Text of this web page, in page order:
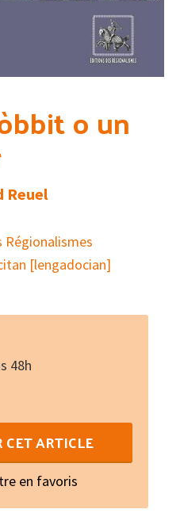
o un
Reuel
Régionalismes
[lengadocian]
48h
ARTICLE
en favoris